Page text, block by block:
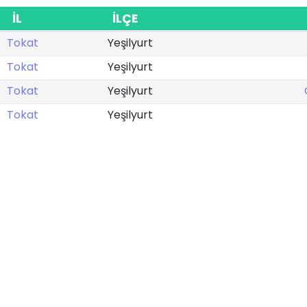
İL
İLÇE
Tokat Yeşilyurt
Tokat Yeşilyurt
Tokat Yeşilyurt
Tokat Yeşilyurt